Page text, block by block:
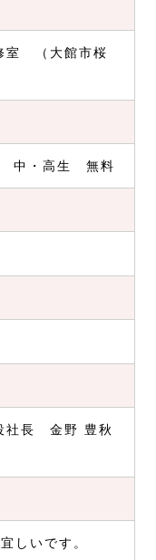
室 （大館市桜
中・高生 無料
社長 金野 豊秋
しいです。